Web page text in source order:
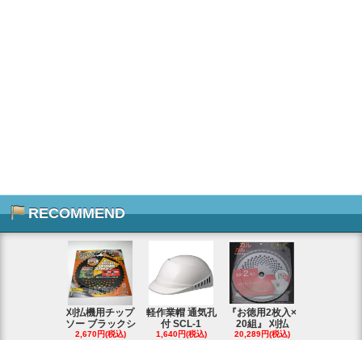
RECOMMEND
刈払機用チップ
ソー ブラックシ
2,670円(税込)
軽作業帽 通気孔
付 SCL-1
1,640円(税込)
『お徳用2枚入×
20組』 刈払
20,289円(税込)